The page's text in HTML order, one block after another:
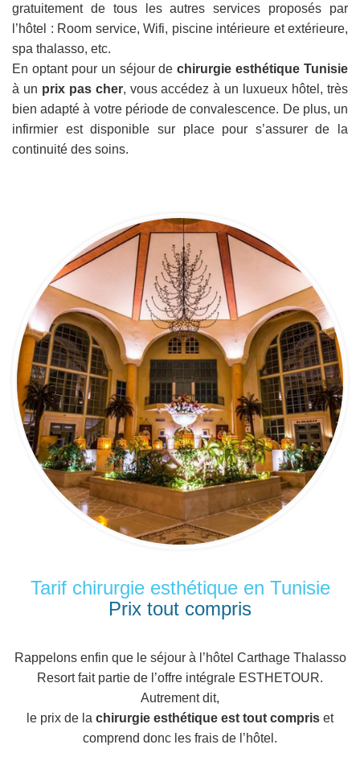
gratuitement de tous les autres services proposés par
l’hôtel : Room service, Wifi, piscine intérieure et extérieure,
spa thalasso, etc.
En optant pour un séjour dechirurgie esthétique Tunisie
à un prix pas cher, vous accédez à un luxueux hôtel, très
bien adapté à votre période de convalescence. De plus, un
infirmier est disponible sur place pour s’assurer de la
continuité des soins.
Tarif chirurgie esthétique en Tunisie
Prix tout compris
Rappelons enfin que le séjour à l’hôtel Carthage Thalasso
Resort fait partie de l’offre intégrale ESTHETOUR.
Autrement dit,
le prix de la chirurgie esthétique est tout compris et
comprend donc les frais de l’hôtel.